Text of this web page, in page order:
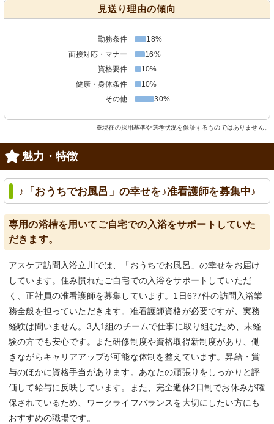
見送り理由の傾向
勤務条件
18%
面接対応・マナー
16%
資格要件
10%
健康・身体条件
10%
その他
30%
※現在の採用基準や選考状況を保証するものではありません。
魅力・特徴
♪「おうちでお風呂」の幸せを♪准看護師を募集中♪
専用の浴槽を用いてご自宅での入浴をサポートしていた
だきます。
アスケア訪問入浴立川では、「おうちでお風呂」の幸せをお届け
しています。住み慣れたご自宅での入浴をサポートしていただ
く、正社員の准看護師を募集しています。1日6?7件の訪問入浴業
務全般を担っていただきます。准看護師資格が必要ですが、実務
経験は問いません。3人1組のチームで仕事に取り組むため、未経
験の方でも安心です。また研修制度や資格取得新制度があり、働
きながらキャリアアップが可能な体制を整えています。昇給・賞
与のほかに資格手当があります。あなたの頑張りをしっかりと評
価して給与に反映しています。また、完全週休2日制でお休みが確
保されているため、ワークライフバランスを大切にしたい方にも
おすすめの職場です。